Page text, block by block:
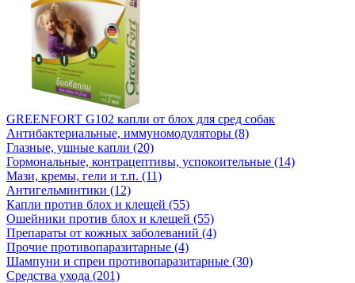
GREENFORT G102 капли от блох для сред собак
Антибактериальные, иммуномодуляторы (8)
Глазные, ушные капли (20)
Гормональные, контрацептивы, успокоительные (14)
Мази, кремы, гели и т.п. (11)
Антигельминтики (12)
Капли против блох и клещей (55)
Ошейники против блох и клещей (55)
Препараты от кожных заболеваний (4)
Прочие противопаразитарные (4)
Шампуни и спреи противопаразитарные (30)
Средства ухода (201)